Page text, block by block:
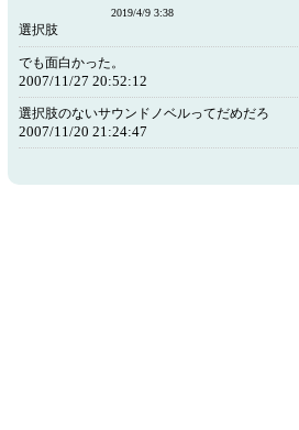
2019/4/9 3:38
選択肢
でも面白かった。
2007/11/27 20:52:12
選択肢のないサウンドノベルってだめだろ
2007/11/20 21:24:47